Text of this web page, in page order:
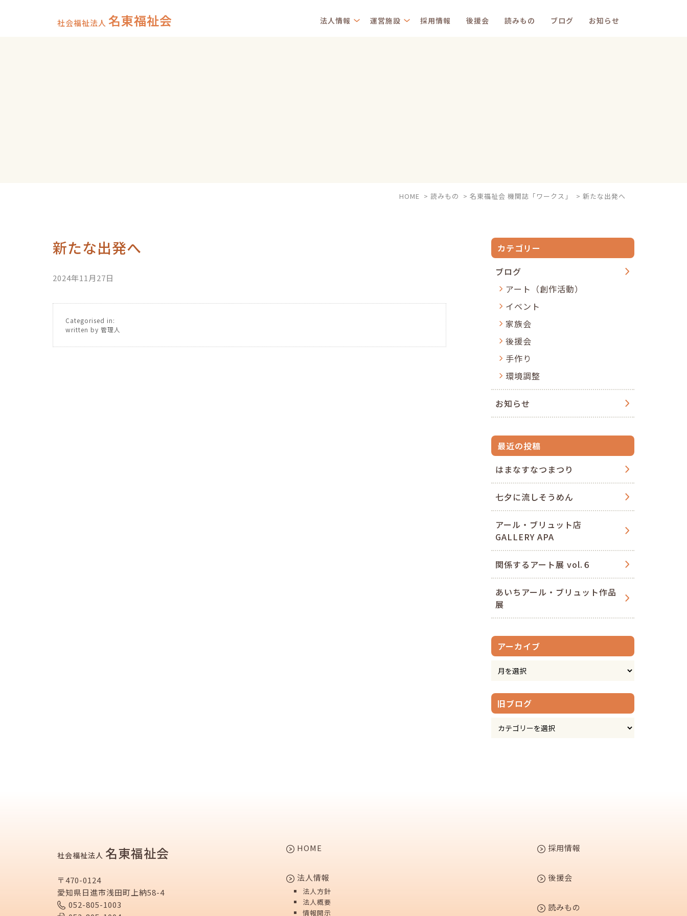
社会福祉法人 名東福祉会 法人情報 運営施設 採用情報 後援会 読みもの ブログ お知らせ
HOME > 読みもの > 名東福祉会 機関誌「ワークス」 > 新たな出発へ
新たな出発へ
2024年11月27日
Categorised in:
written by 管理人
カテゴリー
ブログ
アート（創作活動）
イベント
家族会
後援会
手作り
環境調整
お知らせ
最近の投稿
はまなすなつまつり
七夕に流しそうめん
アール・ブリュット店
GALLERY APA
関係するアート展 vol.６
あいちアール・ブリュット作品
展
アーカイブ
旧ブログ
社会福祉法人 名東福祉会
〒470-0124
愛知県日進市浅田町上納58-4
052-805-1003
HOME
法人情報
法人方針
法人概要
情報開示
採用情報
後援会
読みもの